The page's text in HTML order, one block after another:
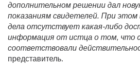
дополнительном решении дал
показаниям свидетелей. При
дела отсутствует какая-либо
информация от истца о том, что
соответствовали
представитель.